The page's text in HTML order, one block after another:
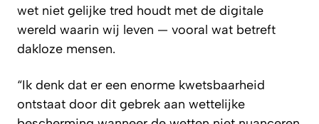
wet niet gelijke tred houdt met de digitale
wereld waarin wij leven — vooral wat betreft
dakloze mensen.
“Ik denk dat er een enorme kwetsbaarheid
ontstaat door dit gebrek aan wettelijke